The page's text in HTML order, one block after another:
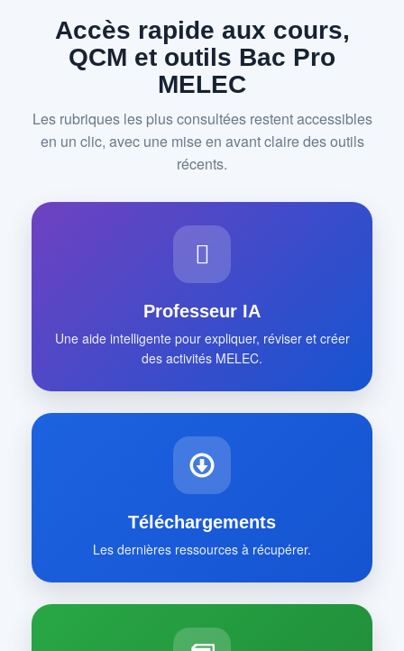
Accès rapide aux cours,
QCM et outils Bac Pro
MELEC
Les rubriques les plus consultées restent accessibles
en un clic, avec une mise en avant claire des outils
récents.
Professeur IA
Une aide intelligente pour expliquer, réviser et créer
des activités MELEC.
Téléchargements
Les dernières ressources à récupérer.